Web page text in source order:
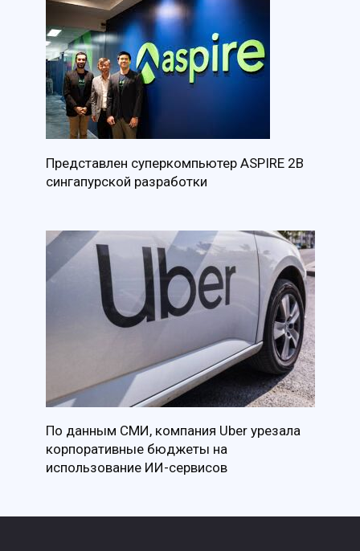
Представлен суперкомпьютер ASPIRE 2B
сингапурской разработки
По данным СМИ, компания Uber урезала
корпоративные бюджеты на
использование ИИ-сервисов